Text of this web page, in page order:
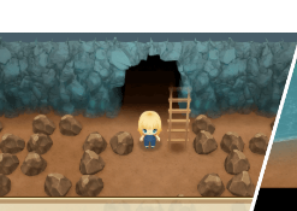
2019年08月
2019年07月